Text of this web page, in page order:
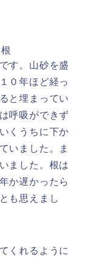
す。山砂を盛
０年ほど経っ
と埋まってい
呼吸ができず
くうちに下か
いました。ま
ました。根は
か遅かったら
も思えまし
くれるように